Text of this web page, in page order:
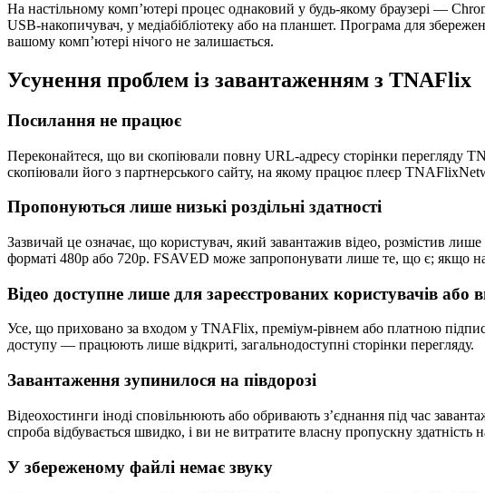
На настільному комп’ютері процес однаковий у будь-якому браузері —
USB-накопичувач, у медіабібліотеку або на планшет. Програма для
вашому комп’ютері нічого не залишається.
Усунення проблем із завантаженням з TNAFlix
Посилання не працює
Переконайтеся, що ви скопіювали повну URL-адресу сторінки перегляду
скопіювали його з партнерського сайту, на якому працює плеєр
Пропонуються лише низькі роздільні здатності
Зазвичай це означає, що користувач, який завантажив відео, розмістив
форматі 480p або 720p. FSAVED може запропонувати лише те, що є; якщо
Відео доступне лише для зареєстрованих користувачів або
Усе, що приховано за входом у TNAFlix, преміум-рівнем або платною
доступу — працюють лише відкриті, загальнодоступні сторінки перегляду.
Завантаження зупинилося на півдорозі
Відеохостинги іноді сповільнюють або обривають з’єднання під час
спроба відбувається швидко, і ви не витратите власну пропускну здатність
У збереженому файлі немає звуку